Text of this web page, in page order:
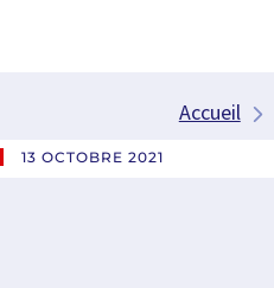
Accueil
13 OCTOBRE 2021